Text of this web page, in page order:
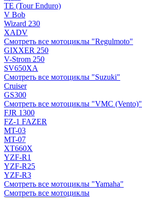
TE (Tour Enduro)
V Bob
Wizard 230
XADV
Смотреть все мотоциклы "Regulmoto"
GIXXER 250
V-Strom 250
SV650XA
Смотреть все мотоциклы "Suzuki"
Cruiser
GS300
Смотреть все мотоциклы "VMC (Vento)"
FJR 1300
FZ-1 FAZER
MT-03
MT-07
XT660X
YZF-R1
YZF-R25
YZF-R3
Смотреть все мотоциклы "Yamaha"
Смотреть все мотоциклы